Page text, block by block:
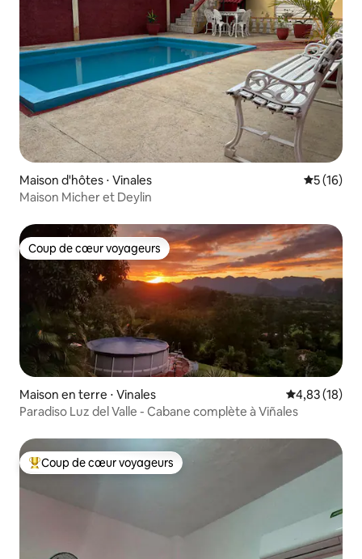
Maison d'hôtes ⋅ Vinales
5 (16)
Maison Micher et Deylin
Coup de cœur voyageurs
Coup de cœur voyageurs
Maison en terre ⋅ Vinales Évaluation
4,83 (18)
Paradiso Luz del Valle - Cabane complète à Viñales
Coups de cœur voyageurs les plus appréciés
Coup de cœur voyageurs